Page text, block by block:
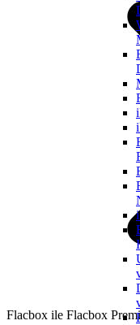
Flacbox ile Flacbox